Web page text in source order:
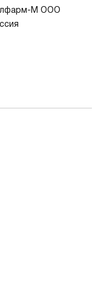
М ООО